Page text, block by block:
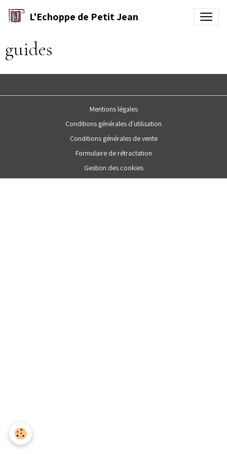
L'Echoppe de Petit Jean
guides
Mentions légales
Conditions générales d'utilisation
Conditions générales de vente
Formulaire de rétractation
Gestion des cookies